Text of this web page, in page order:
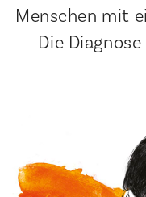
Menschen mit
Die